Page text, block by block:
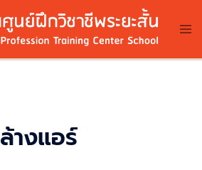
ล้างแอร์